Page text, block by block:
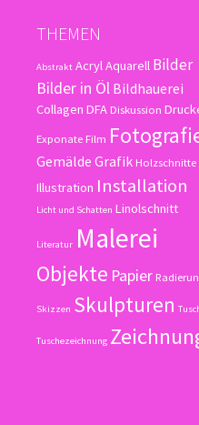
THEMEN
Abstrakt AcrylAquarell Bilder
Bilder in Öl Bildhauerei
Collagen DFA Diskussion
Exponate Film
Gemälde Grafik Holzschnitte
Illustration Installation
Licht und Schatten Linolschnitt
Literatur Malerei
Objekte Papier
Skizzen Skulpturen
Tuschezeichnung